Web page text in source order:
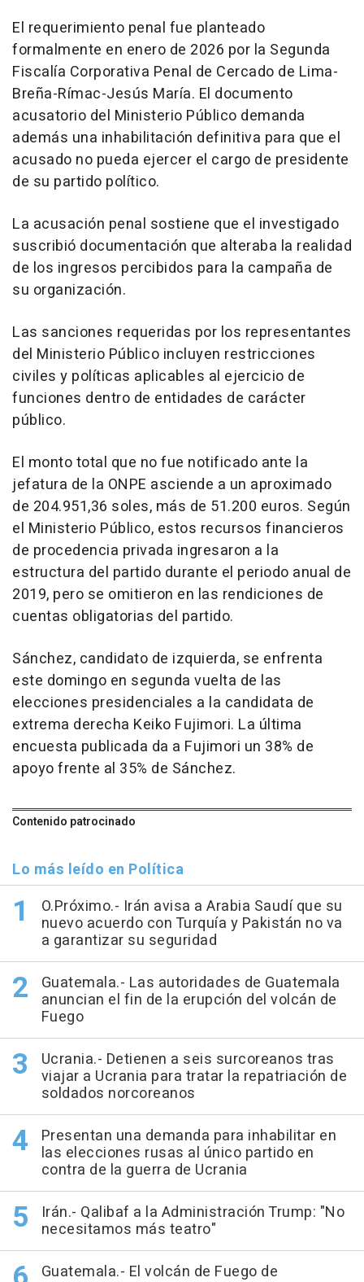
El requerimiento penal fue planteado
formalmente en enero de 2026 por la Segunda
Fiscalía Corporativa Penal de Cercado de Lima-
Breña-Rímac-Jesús María. El documento
acusatorio del Ministerio Público demanda
además una inhabilitación definitiva para que el
acusado no pueda ejercer el cargo de presidente
de su partido político.
La acusación penal sostiene que el investigado
suscribió documentación que alteraba la realidad
de los ingresos percibidos para la campaña de
su organización.
Las sanciones requeridas por los representantes
del Ministerio Público incluyen restricciones
civiles y políticas aplicables al ejercicio de
funciones dentro de entidades de carácter
público.
El monto total que no fue notificado ante la
jefatura de la ONPE asciende a un aproximado
de 204.951,36 soles, más de 51.200 euros. Según
el Ministerio Público, estos recursos financieros
de procedencia privada ingresaron a la
estructura del partido durante el periodo anual de
2019, pero se omitieron en las rendiciones de
cuentas obligatorias del partido.
Sánchez, candidato de izquierda, se enfrenta
este domingo en segunda vuelta de las
elecciones presidenciales a la candidata de
extrema derecha Keiko Fujimori. La última
encuesta publicada da a Fujimori un 38% de
apoyo frente al 35% de Sánchez.
Contenido patrocinado
Lo más leído en Política
O.Próximo.- Irán avisa a Arabia Saudí que su
nuevo acuerdo con Turquía y Pakistán no va
a garantizar su seguridad
Guatemala.- Las autoridades de Guatemala
anuncian el fin de la erupción del volcán de
Fuego
Ucrania.- Detienen a seis surcoreanos tras
viajar a Ucrania para tratar la repatriación de
soldados norcoreanos
Presentan una demanda para inhabilitar en
las elecciones rusas al único partido en
contra de la guerra de Ucrania
Irán.- Qalibaf a la Administración Trump: "No
necesitamos más teatro"
Guatemala.- El volcán de Fuego de